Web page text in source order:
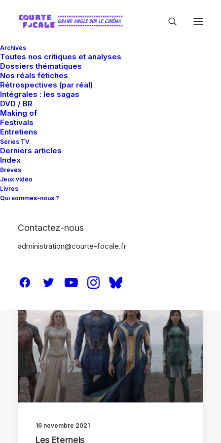
Archives
Toutes nos critiques et analyses
Dossiers thématiques
Nos réals fétiches
Rétrospectives (par réal)
Intégrales : les sagas
DVD / BR
Making of
Festivals
Entretiens
Séries TV
Derniers articles
Index
Brèves
Jeux vidéo
Livres
Qui sommes-nous ?
Contactez-nous
administration@courte-focale.fr
16 novembre 2021
Les Eternels